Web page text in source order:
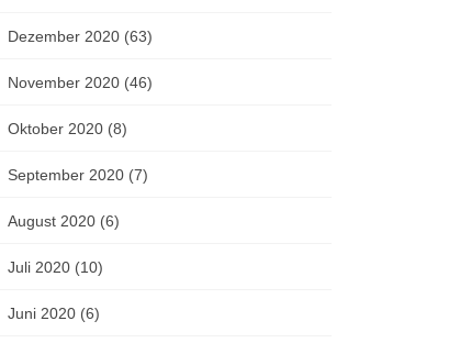
Dezember 2020 (63)
November 2020 (46)
Oktober 2020 (8)
September 2020 (7)
August 2020 (6)
Juli 2020 (10)
Juni 2020 (6)